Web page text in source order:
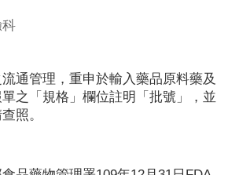
通管理，重申於輸入藥品原料藥及
之「規格」欄位註明「批號」，並
照。